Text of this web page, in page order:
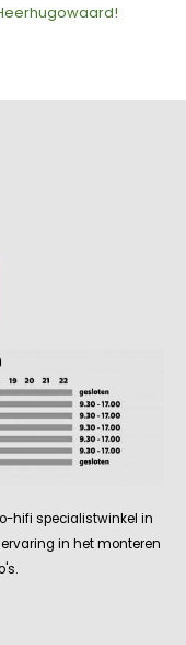
hifi specialistwinkel in
in het monteren